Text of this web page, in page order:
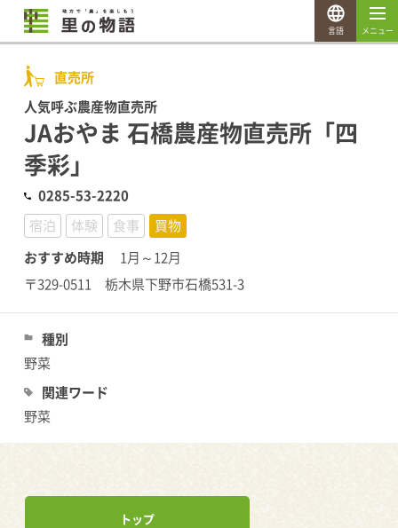
直売所
人気呼ぶ農産物直売所
JAおやま 石橋農産物直売所「四
季彩」
0285-53-2220
宿泊
体験 食事
買物
おすすめ時期
1月～12月
〒329-0511 栃木県下野市石橋531-3
種別
野菜
関連ワード
野菜
トップ
メニュー
言語